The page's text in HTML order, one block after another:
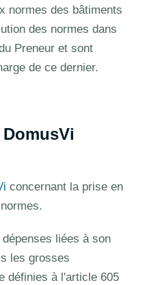
normes des bâtiments
des normes dans
Preneur et sont
de ce dernier.
concernant la prise en
liées à son
les grosses
définies à l'article 605